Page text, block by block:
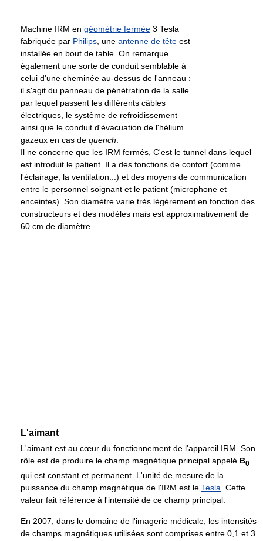
Machine IRM en géométrie fermée 3 Tesla
fabriquée par Philips , une antenne de tête est
installée en bout de table. On remarque
également une sorte de conduit semblable à
celui d'une cheminée au-dessus de l'anneau :
il s'agit du panneau de pénétration de la salle
par lequel passent les différents câbles
électriques, le système de refroidissement
ainsi que le conduit d'évacuation de l'hélium
gazeux en cas de quench
Il ne concerne que les IRM fermés, C'est le tunnel dans lequel
est introduit le patient. Il a des fonctions de confort (comme
l'éclairage, la ventilation...) et des moyens de communication
entre le personnel soignant et le patient (microphone et
enceintes). Son diamètre varie très légèrement en fonction des
constructeurs et des modèles mais est approximativement de
60 cm de diamètre.
L'aimant
L'aimant est au cœur du fonctionnement de l'appareil IRM. Son
rôle est de produire le champ magnétique principal appelé B0
qui est constant et permanent. L'unité de mesure de la
puissance du champ magnétique de l'IRM est le Tesla . Cette
valeur fait référence à l'intensité de ce champ principal.
En 2007, dans le domaine de l'imagerie médicale, les intensités
de champs magnétiques utilisées sont comprises entre 0,1 et 3